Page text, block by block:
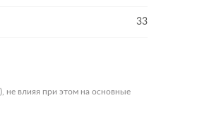
33
не влияя при этом на основные